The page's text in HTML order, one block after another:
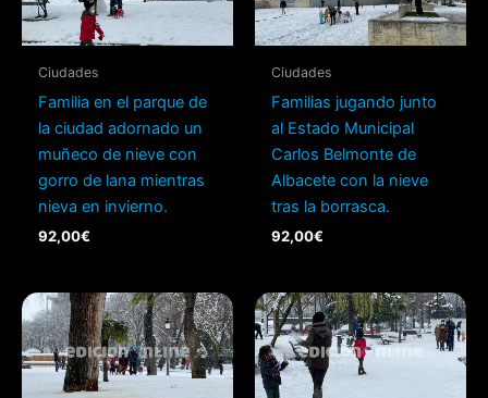
Ciudades
Familia en el parque de
la ciudad adornado un
muñeco de nieve con
gorro de lana mientras
nieva en invierno.
92,00€
Ciudades
Familias jugando junto
al Estado Municipal
Carlos Belmonte de
Albacete con la nieve
tras la borrasca.
92,00€